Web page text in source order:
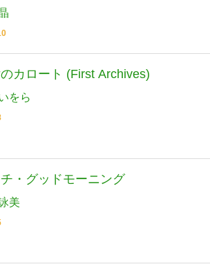
会賞(ダガー賞） (河出文庫 お 46-
カロート (First Archives)
をら
・グッドモーニング
美